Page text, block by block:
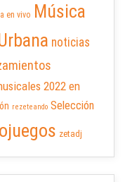
en vivo Música
noticias
2022 en
rezeteando Selección
zetadj